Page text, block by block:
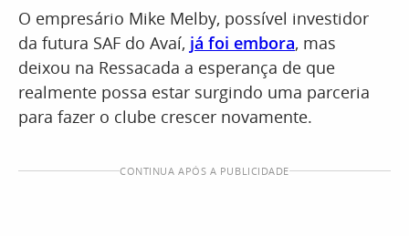
O empresário Mike Melby, possível investidor
da futura SAF do Avaí, já foi embora, mas
deixou na Ressacada a esperança de que
realmente possa estar surgindo uma parceria
para fazer o clube crescer novamente.
CONTINUA APÓS A PUBLICIDADE